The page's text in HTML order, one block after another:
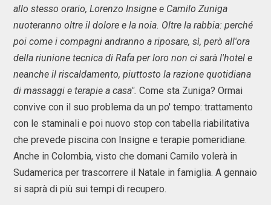
allo stesso orario, Lorenzo Insigne e Camilo Zuniga
nuoteranno oltre il dolore e la noia. Oltre la rabbia: perché
poi come i compagni andranno a riposare, sì, però all'ora
della riunione tecnica di Rafa per loro non ci sarà l'hotel e
neanche il riscaldamento, piuttosto la razione quotidiana
di massaggi e terapie a casa". Come sta Zuniga? Ormai
convive con il suo problema da un po' tempo: trattamento
con le staminali e poi nuovo stop con tabella riabilitativa
che prevede piscina con Insigne e terapie pomeridiane.
Anche in Colombia, visto che domani Camilo volerà in
Sudamerica per trascorrere il Natale in famiglia. A gennaio
si saprà di più sui tempi di recupero.